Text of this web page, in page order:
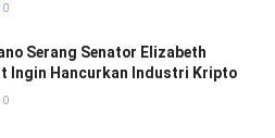
0
Serang Senator Elizabeth
Ingin Hancurkan Industri Kripto
0